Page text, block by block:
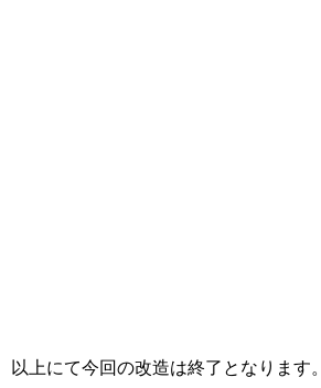
以上にて今回の改造は終了となります。